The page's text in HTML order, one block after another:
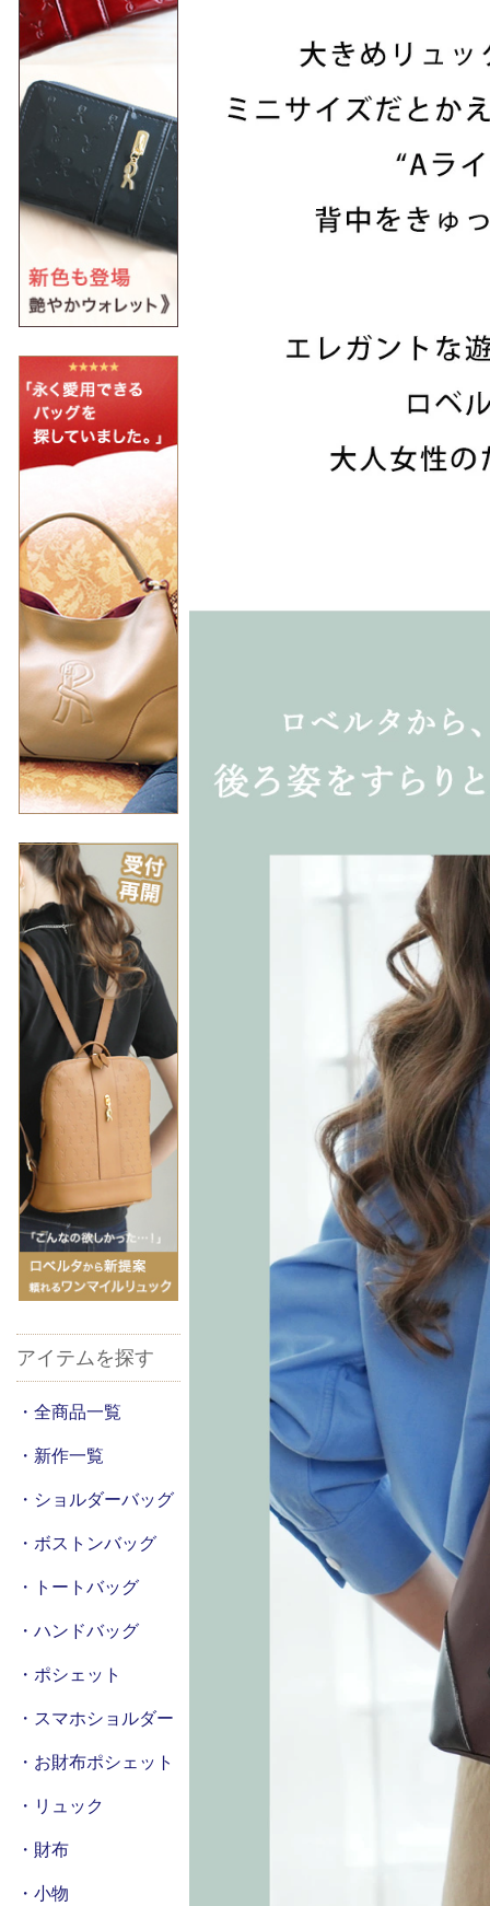
アイテムを探す
・全商品一覧
・新作一覧
・ショルダーバッグ
・ボストンバッグ
・トートバッグ
・ハンドバッグ
・ポシェット
・スマホショルダー
・お財布ポシェット
・リュック
・財布
・小物